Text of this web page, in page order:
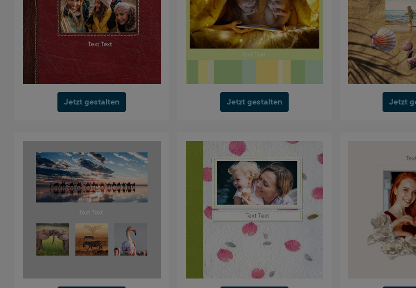
Jetzt gestalten Jetzt gestalten Jetzt